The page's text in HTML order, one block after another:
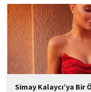
sahne performansı,
deneyimli müzisyen
Simay Kalaycı’ya Bir